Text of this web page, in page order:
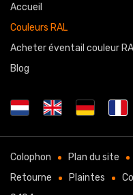
Accueil
Couleurs RAL
Acheter éventail couleur
Blog
Colophon Plan du site
Retourne
Plaintes